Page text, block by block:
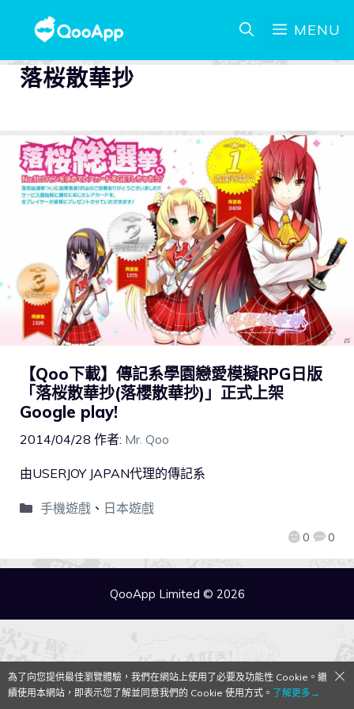
MENU
落桜散華抄
【Qoo下載】傳記系學園戀愛模擬RPG日版
「落桜散華抄(落櫻散華抄)」正式上架
Google play!
2014/04/28 作者: Mr. Qoo
0 0
由USERJOY JAPAN代理的傳記系
手機遊戲、 日本遊戲
QooApp Limited © 2026
為了向您提供最佳瀏覽體驗，我們在網站上使用了必要及功能性 Cookie。繼
續使用本網站，即表示您了解並同意我們的 Cookie 使用方式。 了解更多→